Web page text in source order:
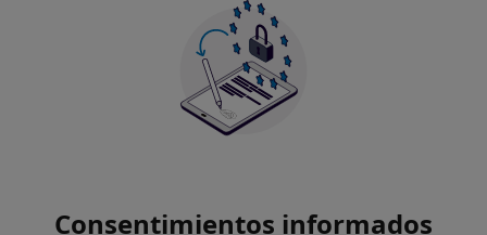
Consentimientos informados